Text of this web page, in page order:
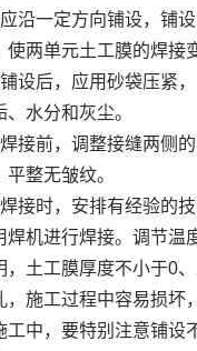
沿一定方向铺设，铺
两单元土工膜的焊接
设后，应用砂袋压紧
水分和灰尘。
接前，调整接缝两侧
整无皱纹。
接时，安排有经验的
焊机进行焊接。调节温
，土工膜厚度不小于0
，施工过程中容易损坏
工中，要特别注意铺设